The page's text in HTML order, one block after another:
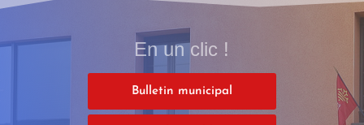
En un clic !
Bulletin municipal